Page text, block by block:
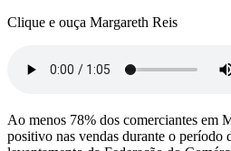
Clique e ouça Margareth Reis
Ao menos 78% dos comerciantes em
positivo nas vendas durante o período